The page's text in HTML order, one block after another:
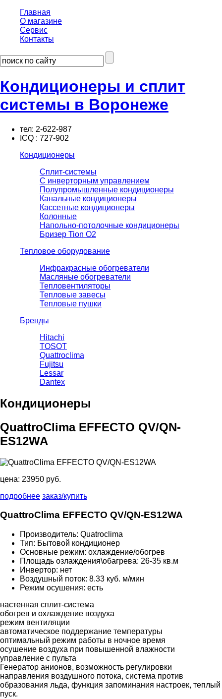
Главная
О магазине
Сервис
Контакты
Кондиционеры и сплит
системы в Воронеже
тел: 2-622-987
ICQ : 727-902
Кондиционеры
Сплит-системы
С инверторным управлением
Полупромышленные кондиционеры
Канальные кондиционеры
Кассетные кондиционеры
Колонные
Напольно-потолочные кондиционеры
Бризер Tion O2
Тепловое оборудование
Инфракрасные обогреватели
Масляные обогреватели
Тепловентиляторы
Тепловые завесы
Тепловые пушки
Бренды
Hitachi
TOSOT
Quattroclima
Fujitsu
Lessar
Dantex
Кондиционеры
QuattroClima EFFECTO QV/QN-
ES12WA
цена: 23950 руб.
подробнее заказ/купить
QuattroClima EFFECTO QV/QN-ES12WA
Производитель: Quatroclima
Тип: Бытовой кондиционер
Основные режим: охлаждение/обогрев
Площадь озлаждения\обагрева: 26-35 кв.м
Инвертор: нет
Воздушный поток: 8.33 куб. м/мин
Режим осушения: есть
настенная сплит-система
обогрев и охлаждение воздуха
режим вентиляции
автоматическое поддержание температуры
оптимальный режим работы в ночное время
осушение воздуха при повышенной влажности
управление с пульта
Генератор анионов, возможность регулировки
направления воздушного потока, система против
образования льда, функция запоминания настроек, теплый
пуск.